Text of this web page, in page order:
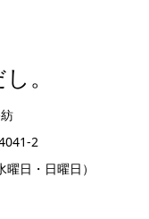
。
2
日・日曜日）